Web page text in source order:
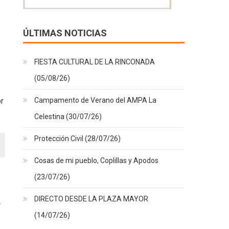
ÚLTIMAS NOTICIAS
FIESTA CULTURAL DE LA RINCONADA
(05/08/26)
Campamento de Verano del AMPA La
Celestina (30/07/26)
Protección Civil (28/07/26)
Cosas de mi pueblo, Coplillas y Apodos
(23/07/26)
DIRECTO DESDE LA PLAZA MAYOR
(14/07/26)